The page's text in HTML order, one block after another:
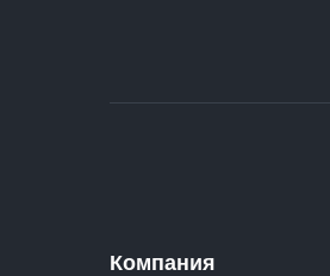
Компания